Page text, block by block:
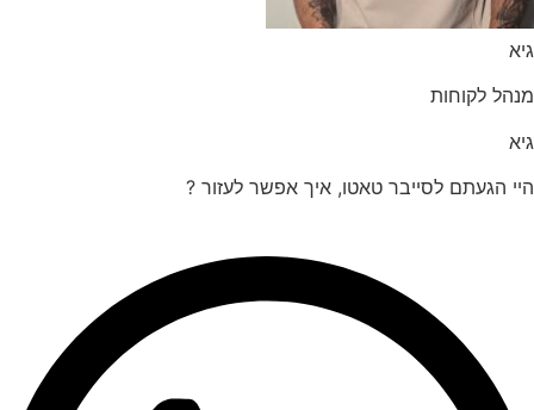
לקוחות
הגעתם לסייבר טאטו, איך אפשר לעזור ?